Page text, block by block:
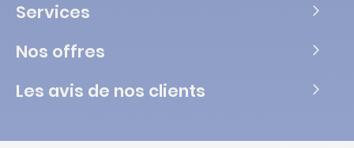
Services
Nos offres
Les avis de nos clients